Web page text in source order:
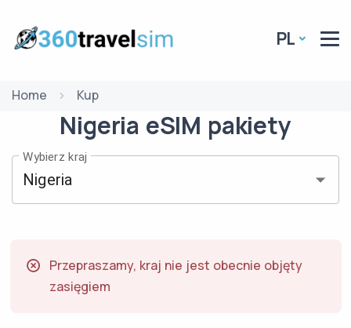
PL
Home Kup
Nigeria eSIM pakiety
Wybierz kraj
Przepraszamy, kraj nie jest obecnie objęty
zasięgiem